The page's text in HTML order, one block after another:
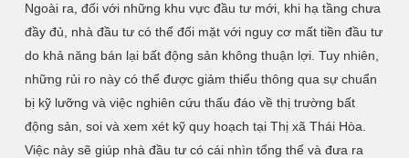
Ngoài ra, đối với những khu vực đầu tư mới, khi hạ tầng chưa
đầy đủ, nhà đầu tư có thể đối mặt với nguy cơ mất tiền đầu tư
do khả năng bán lại bất động sản không thuận lợi. Tuy nhiên,
những rủi ro này có thể được giảm thiểu thông qua sự chuẩn
bị kỹ lưỡng và việc nghiên cứu thấu đáo về thị trường bất
động sản, soi và xem xét kỹ quy hoạch tại Thị xã Thái Hòa.
Việc này sẽ giúp nhà đầu tư có cái nhìn tổng thể và đưa ra